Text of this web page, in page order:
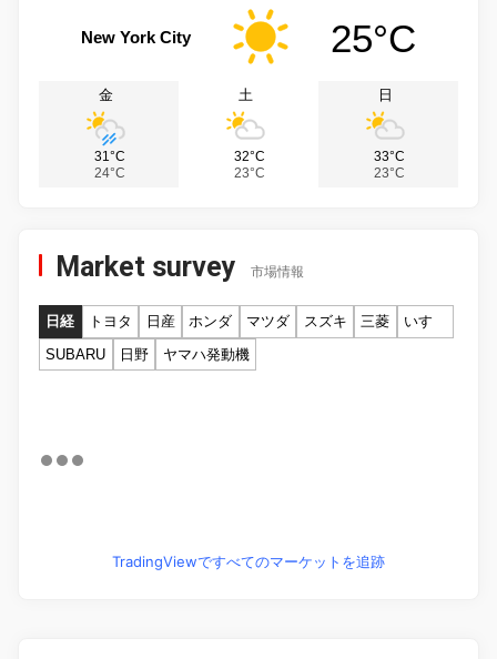
New York City 25°C
金
31°C
24°C
土
32°C
23°C
日
33°C
23°C
Market survey 市場情報
日経 トヨタ 日産 ホンダ マツダ スズキ 三菱
いすゞ
SUBARU
日野 ヤマハ発動機
TradingViewですべてのマーケットを追跡